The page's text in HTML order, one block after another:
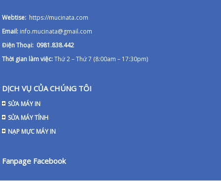
Webtise: https://mucinata.com
Email: info.mucinata@gmail.com
Điện Thoại: 0981.838.442
Thời gian làm việc:Thứ 2 – Thứ 7 (8:00am – 17:30pm)
DỊCH VỤ CỦA CHÚNG TÔI
SỬA MÁY IN
SỬA MÁY TÍNH
NẠP MỰC MÁY IN
Fanpage Facebook